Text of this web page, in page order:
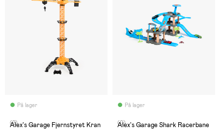
På lager
(2)
Alex's Garage Fjernstyret Kran
På lager
(0)
Alex's Garage Shark Racerbane